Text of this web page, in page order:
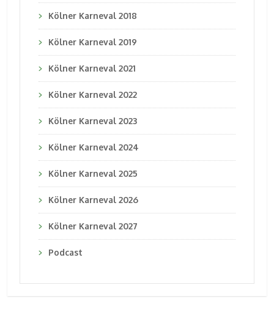
Kölner Karneval 2018
Kölner Karneval 2019
Kölner Karneval 2021
Kölner Karneval 2022
Kölner Karneval 2023
Kölner Karneval 2024
Kölner Karneval 2025
Kölner Karneval 2026
Kölner Karneval 2027
Podcast